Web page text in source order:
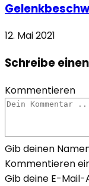
12. Mai 2021
Schreibe
Kommentieren
Gib deinen
Kommentieren
Gib deine E-